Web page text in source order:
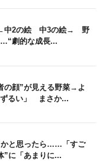
←中2の絵 中3の絵→ 野
劇的な成長...
の顔”が見える野菜→よ
るい」 まさか...
かと思ったら……「すご
に「あまりに...